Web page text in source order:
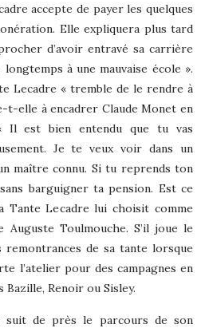
accepte de payer les quelques
Elle expliquera plus tard
d’avoir entravé sa carrière
à une mauvaise école ».
Lecadre « tremble de le rendre à
t-elle à encadrer Claude Monet en
Il est bien entendu que tu vas
Je te veux voir dans un
maître connu. Si tu reprends ton
barguigner ta pension. Est ce
Tante Lecadre lui choisit comme
Toulmouche. S’il joue le
remontrances de sa tante lorsque
l’atelier pour des campagnes en
Bazille, Renoir ou Sisley.
suit de près le parcours de son